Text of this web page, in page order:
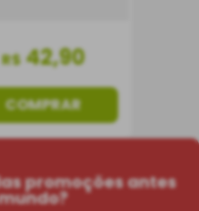
R$ 42,90
COMPRAR
promoções antes